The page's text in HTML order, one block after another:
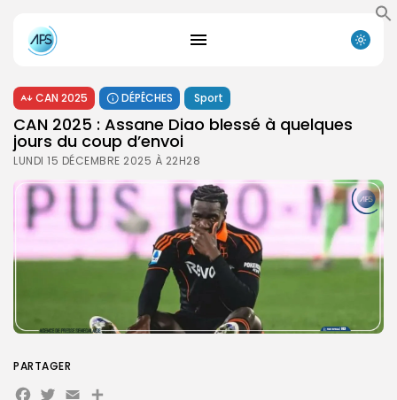
CAN 2025 DÉPÊCHES Sport
CAN 2025 : Assane Diao blessé à quelques
jours du coup d’envoi
LUNDI 15 DÉCEMBRE 2025 À 22H28
PARTAGER